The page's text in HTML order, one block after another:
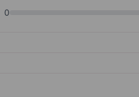
0